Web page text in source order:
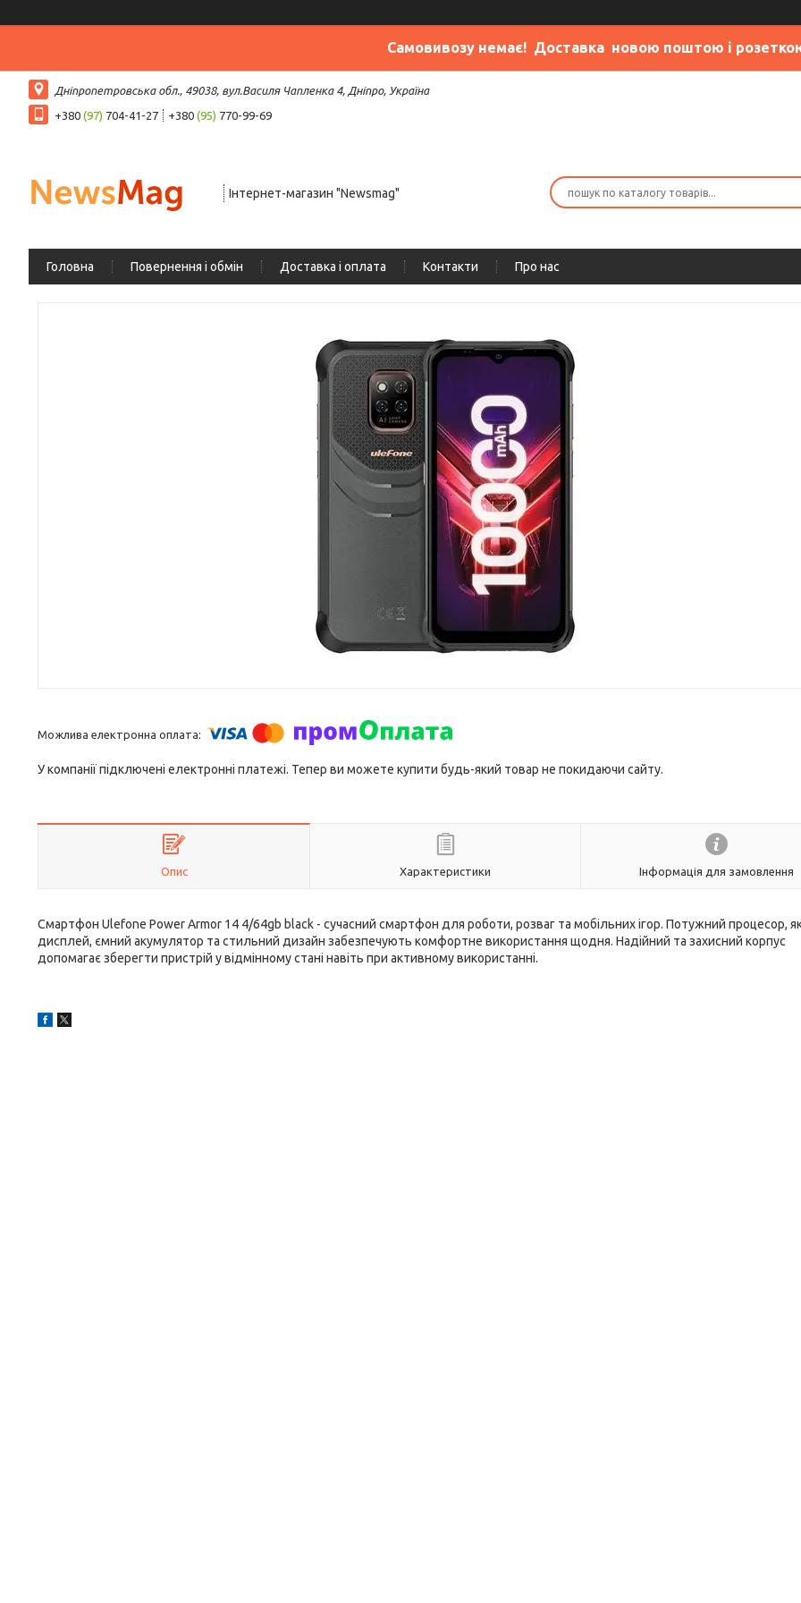
Самовивозу немає! Доставка новою поштою і
Дніпропетровська обл., 49038, вул.Василя Чапленка 4, Дніпро, Україна
+380 (97) 704-41-27 +380 (95) 770-99-69
Інтернет-магазин "Newsmag"
Головна Повернення і обмін Доставка і оплата Контакти Про нас
У компанії підключені електронні платежі. Тепер ви можете купити будь-який товар не покидаючи сайту.
Опис Характеристики Інформація для замовлення
Смартфон Ulefone Power Armor 14 4/64gb black - сучасний смартфон для роботи, розваг та мобільних ігор. Потужний процесор,
дисплей, ємний акумулятор та стильний дизайн забезпечують комфортне використання щодня. Надійний та захисний корпус
допомагає зберегти пристрій у відмінному стані навіть при активному використанні.